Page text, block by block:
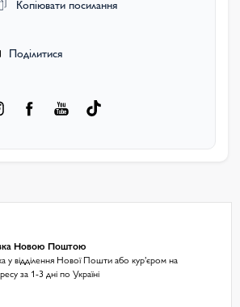
Копіювати посилання
Поділитися
Новою Поштою
у відділення Нової Пошти або курʼєром на
за 1-3 дні по Україні